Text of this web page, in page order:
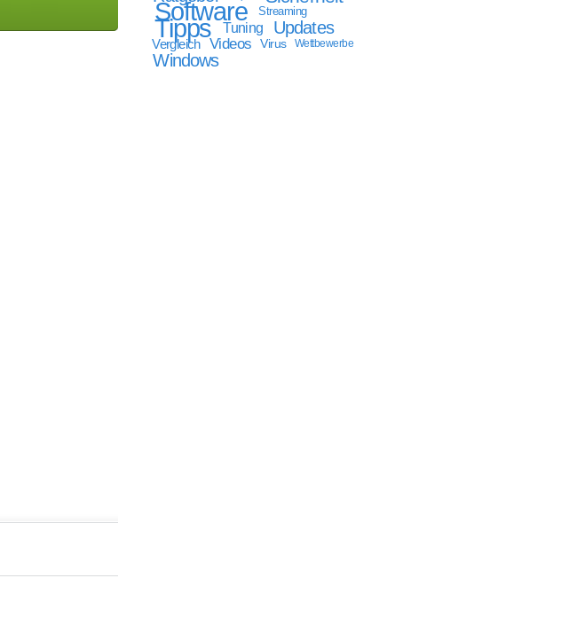
Software Streaming
Tipps Tuning Updates
Vergleich Videos Virus Wettbewerbe
Windows